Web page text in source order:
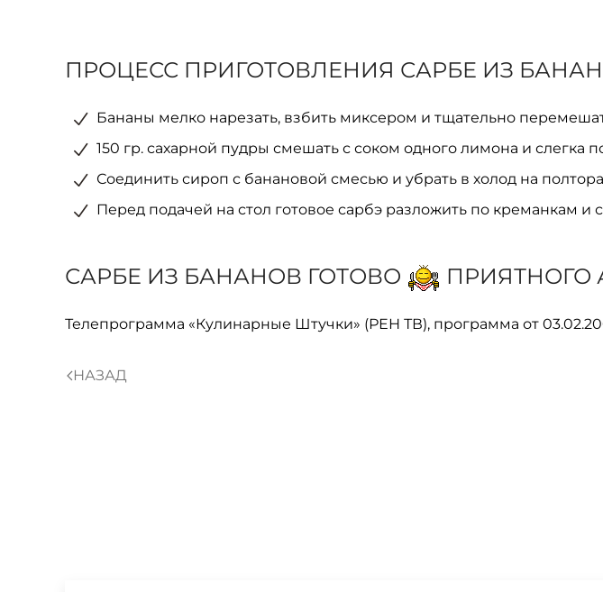
ПРОЦЕСС ПРИГОТОВЛЕНИЯ САРБЕ ИЗ
Бананы мелко нарезать, взбить миксером и тщательно
150 гр. сахарной пудры смешать с соком одного лимона и слегка
Соединить сироп с банановой смесью и убрать в холод на
Перед подачей на стол готовое сарбэ разложить по креманкам
САРБЕ ИЗ БАНАНОВ ГОТОВО ПРИЯТНОГО
Телепрограмма «Кулинарные Штучки» (РЕН ТВ), программа от
НАЗАД